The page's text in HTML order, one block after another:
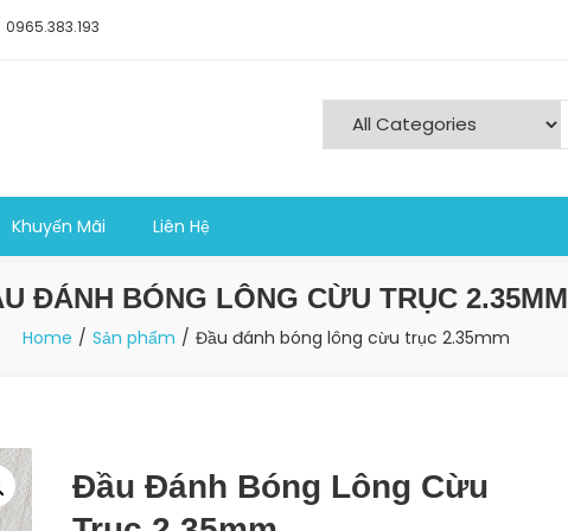
0965.383.193
Khuyến Mãi Liên Hệ
ĐÁNH BÓNG LÔNG CỪU TRỤC 2.35MM
Home Sản phẩm Đầu đánh bóng lông cừu trục 2.35mm
Đầu Đánh Bóng Lông Cừu